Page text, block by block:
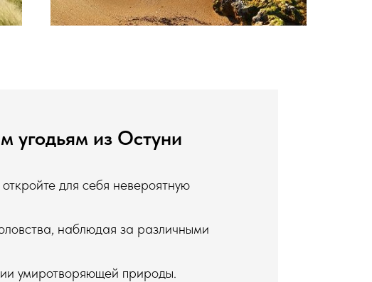
из Остуни
для себя невероятную
наблюдая за различными
умиротворяющей природы.